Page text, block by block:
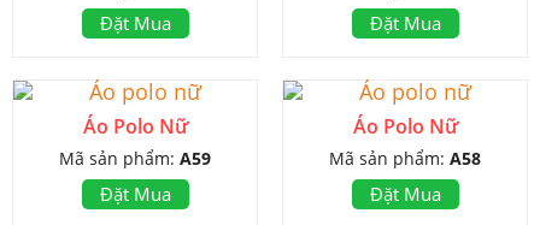
Đặt Mua Đặt Mua
Áo Polo Nữ
Mã sản phẩm: A59
Đặt Mua
Áo Polo Nữ
Mã sản phẩm: A58
Đặt Mua